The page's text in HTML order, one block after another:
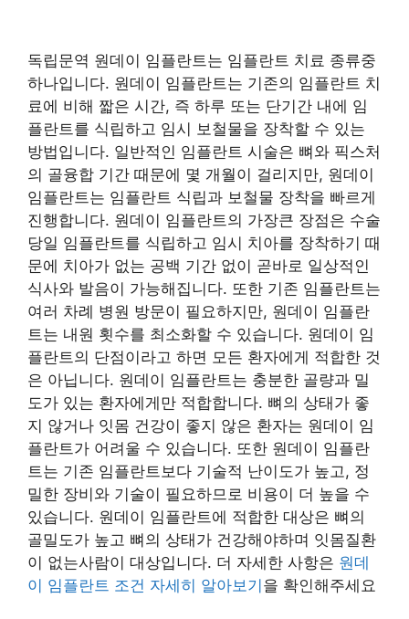
독립문역 원데이 임플란트는 임플란트 치료 종류중
하나입니다. 원데이 임플란트는 기존의 임플란트 치
료에 비해 짧은 시간, 즉 하루 또는 단기간 내에 임
플란트를 식립하고 임시 보철물을 장착할 수 있는
방법입니다. 일반적인 임플란트 시술은 뼈와 픽스처
의 골융합 기간 때문에 몇 개월이 걸리지만, 원데이
임플란트는 임플란트 식립과 보철물 장착을 빠르게
진행합니다. 원데이 임플란트의 가장큰 장점은 수술
당일 임플란트를 식립하고 임시 치아를 장착하기 때
문에 치아가 없는 공백 기간 없이 곧바로 일상적인
식사와 발음이 가능해집니다. 또한 기존 임플란트는
여러 차례 병원 방문이 필요하지만, 원데이 임플란
트는 내원 횟수를 최소화할 수 있습니다. 원데이 임
플란트의 단점이라고 하면 모든 환자에게 적합한 것
은 아닙니다. 원데이 임플란트는 충분한 골량과 밀
도가 있는 환자에게만 적합합니다. 뼈의 상태가 좋
지 않거나 잇몸 건강이 좋지 않은 환자는 원데이 임
플란트가 어려울 수 있습니다. 또한 원데이 임플란
트는 기존 임플란트보다 기술적 난이도가 높고, 정
밀한 장비와 기술이 필요하므로 비용이 더 높을 수
있습니다. 원데이 임플란트에 적합한 대상은 뼈의
골밀도가 높고 뼈의 상태가 건강해야하며 잇몸질환
이 없는사람이 대상입니다. 더 자세한 사항은 원데
이 임플란트 조건 자세히 알아보기 을 확인해주세요